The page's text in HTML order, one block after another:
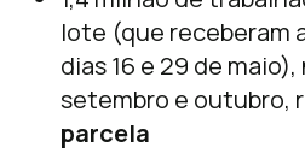
lote (que receberam
dias 16 e 29 de
setembro e outubro,
parcela